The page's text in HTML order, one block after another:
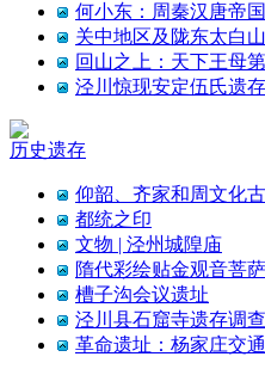
何小东：周秦汉唐帝
关中地区及陇东太白
回山之上：天下王母
泾川惊现安定伍氏遗
历史遗存
仰韶、齐家和周文化
都统之印
文物 | 泾州城隍庙
隋代彩绘贴金观音菩
槽子沟会议遗址
泾川县石窟寺遗存调
革命遗址：杨家庄交